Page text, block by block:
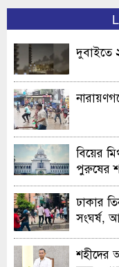
দুবাইতে
বিয়ের
পুরুষের
ঢাকার
সংঘর্ষ,
শহীদের